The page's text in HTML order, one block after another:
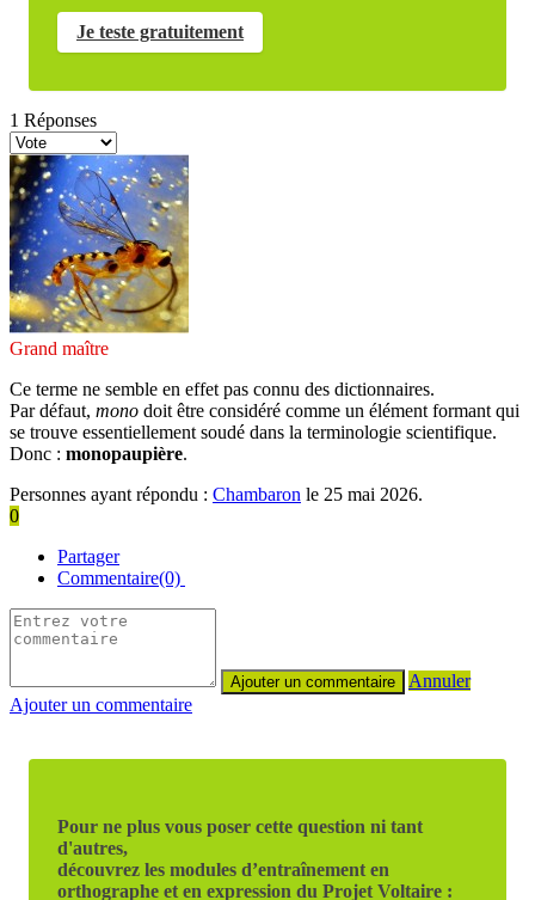
Je teste gratuitement
1 Réponses
Grand maître
Ce terme ne semble en effet pas connu des dictionnaires.
Par défaut, mono doit être considéré comme un élément formant qui
se trouve essentiellement soudé dans la terminologie scientifique.
Donc : monopaupière.
Personnes ayant répondu : Chambaron le 25 mai 2026.
0
Partager
Commentaire(0)
Annuler
Ajouter un commentaire
Pour ne plus vous poser cette question ni tant
d'autres,
découvrez les modules d’entraînement en
orthographe et en expression du Projet Voltaire :